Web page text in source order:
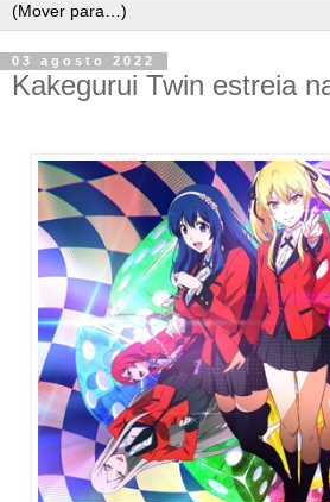
03 agosto 2022
Kakegurui Twin estreia